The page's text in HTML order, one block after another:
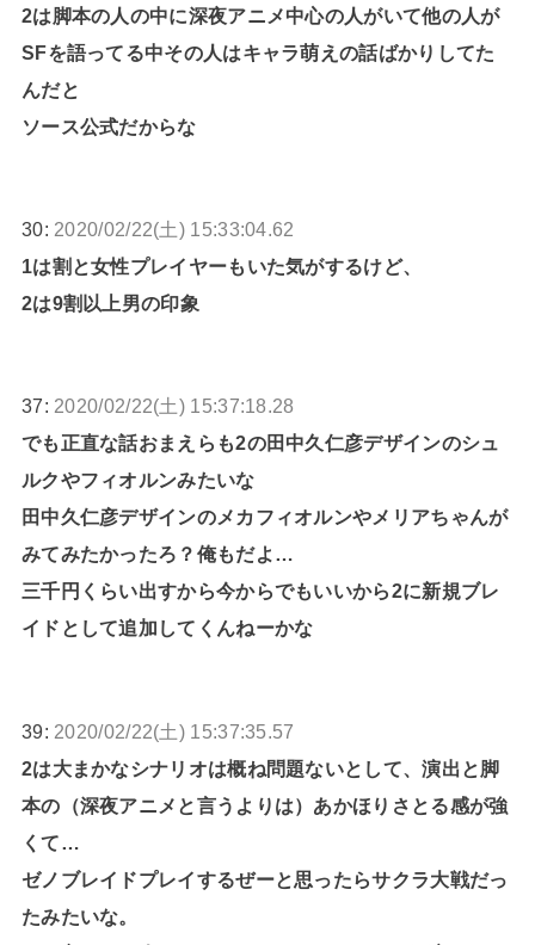
2は脚本の人の中に深夜アニメ中心の人がいて他の人が
SFを語ってる中その人はキャラ萌えの話ばかりしてた
んだと
ソース公式だからな
30: 2020/02/22(土) 15:33:04.62
1は割と女性プレイヤーもいた気がするけど、
2は9割以上男の印象
37: 2020/02/22(土) 15:37:18.28
でも正直な話おまえらも2の田中久仁彦デザインのシュ
ルクやフィオルンみたいな
田中久仁彦デザインのメカフィオルンやメリアちゃんが
みてみたかったろ？俺もだよ…
三千円くらい出すから今からでもいいから2に新規ブレ
イドとして追加してくんねーかな
39: 2020/02/22(土) 15:37:35.57
2は大まかなシナリオは概ね問題ないとして、演出と脚
本の（深夜アニメと言うよりは）あかほりさとる感が強
くて…
ゼノブレイドプレイするぜーと思ったらサクラ大戦だっ
たみたいな。